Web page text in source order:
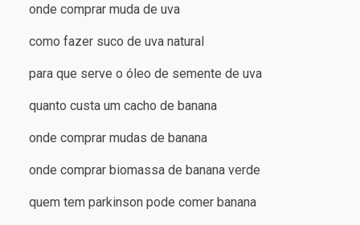
onde comprar muda de uva
como fazer suco de uva natural
para que serve o óleo de semente de uva
quanto custa um cacho de banana
onde comprar mudas de banana
onde comprar biomassa de banana verde
quem tem parkinson pode comer banana